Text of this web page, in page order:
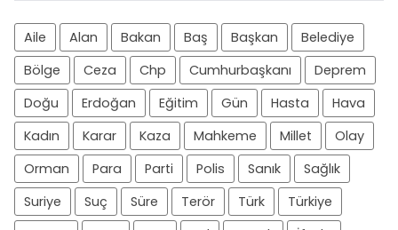
Aile Alan Bakan Baş Başkan
Belediye
Bölge
Ceza Chp Cumhurbaşkanı
Deprem
Doğu
Erdoğan Eğitim Gün Hasta
Hava
Kadın
Karar Kaza Mahkeme Millet
Olay
Orman
Para Parti Polis Sanık
Sağlık
Suriye
Suç Süre Terör Türk
Türkiye